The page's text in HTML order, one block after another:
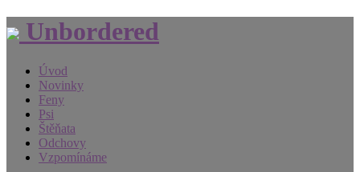
Unbordered
Úvod
Novinky
Feny
Psi
Štěňata
Odchovy
Vzpomínáme